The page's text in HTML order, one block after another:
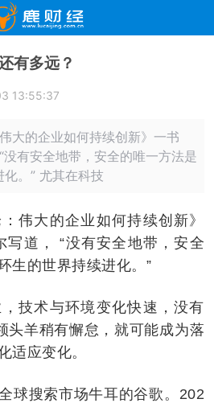
有多远？
13:55:37
大的企业如何持续创新》一书
没有安全地带，安全的唯一方法是
。” 尤其在科技
大的企业如何持续创新》
写道， “没有安全地带，安全
生的世界持续进化。”
术与环境变化快速，没有
头羊稍有懈怠，就可能成为落
适应变化。
搜索市场牛耳的谷歌。202